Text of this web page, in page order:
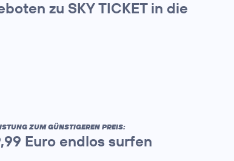
zu SKY TICKET in die
ZUM GÜNSTIGEREN PREIS:
Euro endlos surfen